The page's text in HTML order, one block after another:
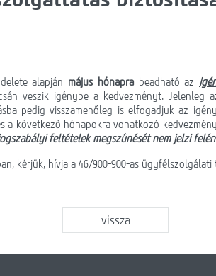
alapján május hónaprabeadható az
veszik igénybe a kedvezményt. Jelenleg
pedig visszamenőleg is elfogadjuk az
következő hónapokra vonatkozó
feltételek megszűnését nem jelzi
kérjük, hívja a 46/900-900-as
vissza